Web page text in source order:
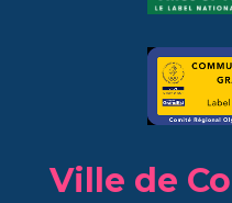
Ville de